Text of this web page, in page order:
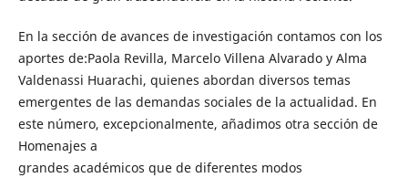
En la sección de avances de investigación contamos con los
aportes de:Paola Revilla, Marcelo Villena Alvarado y Alma
Valdenassi Huarachi, quienes abordan diversos temas
emergentes de las demandas sociales de la actualidad. En
este número, excepcionalmente, añadimos otra sección de
Homenajes a
grandes académicos que de diferentes modos